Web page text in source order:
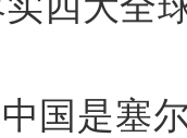
国是塞